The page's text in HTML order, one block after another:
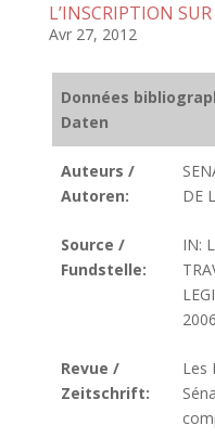
L’INSCRIPTION
Avr 27, 2012
Données
Daten
Auteurs /
Autoren:
DE
Source /
Fundstelle:
IN:
Revue /
Zeitschrift:
Les